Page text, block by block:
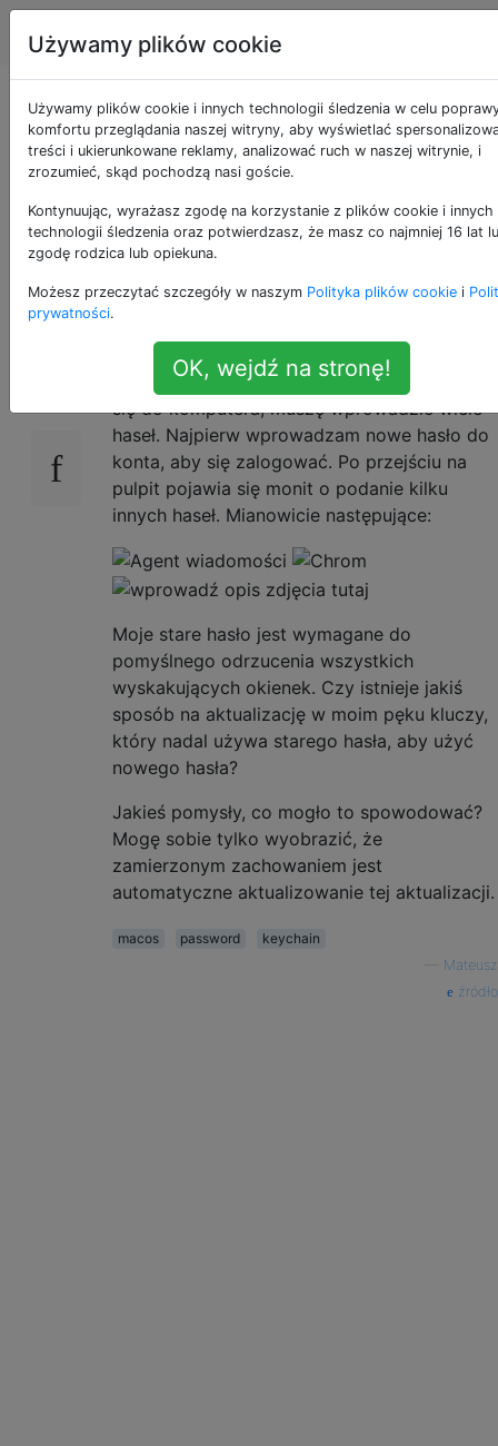
Apple Tagi
Jak zatrzymać
komputer z prośbą o
podanie wielu haseł
podczas logowania?
Odkąd zmieniłem hasło do konta
użytkownika, za każdym razem, gdy loguję
się do komputera, muszę wprowadzić wiele
haseł. Najpierw wprowadzam nowe hasło do
konta, aby się zalogować. Po przejściu na
pulpit pojawia się monit o podanie kilku
innych haseł. Mianowicie następujące:
Moje stare hasło jest wymagane do
pomyślnego odrzucenia wszystkich
wyskakujących okienek. Czy istnieje jakiś
sposób na aktualizację w moim pęku kluczy,
który nadal używa starego hasła, aby użyć
nowego hasła?
Jakieś pomysły, co mogło to spowodować?
Mogę sobie tylko wyobrazić, że
zamierzonym zachowaniem jest
automatyczne aktualizowanie tej aktualizacji.
macos password
keychain
Mateusz
źródło
Używamy plików cookie
Używamy plików cookie i innych technologii śledzenia w celu
komfortu przeglądania naszej witryny, aby wyświetlać
treści i ukierunkowane reklamy, analizować ruch w naszej witrynie, i
zrozumieć, skąd pochodzą nasi goście.
Kontynuując, wyrażasz zgodę na korzystanie z plików cookie i innych
technologii śledzenia oraz potwierdzasz, że masz co najmniej 16 lat
zgodę rodzica lub opiekuna.
Możesz przeczytać szczegóły w naszym Polityka plików cookie i
prywatności.
OK, wejdź na stronę!